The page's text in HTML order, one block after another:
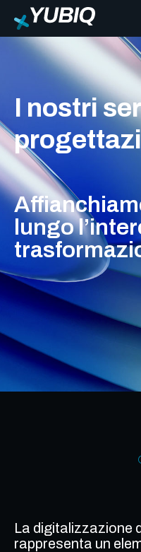
I nostri
lungo
La digitalizzazione
rappresenta un